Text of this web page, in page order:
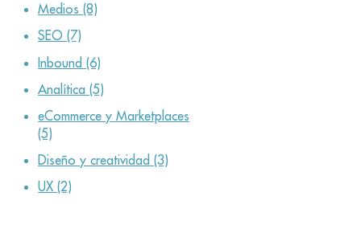
Medios(8)
SEO(7)
Inbound(6)
Analítica(5)
eCommerce y Marketplaces
(5)
Diseño y creatividad(3)
UX(2)